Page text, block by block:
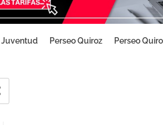
Juventud Perseo Quiroz
Perseo